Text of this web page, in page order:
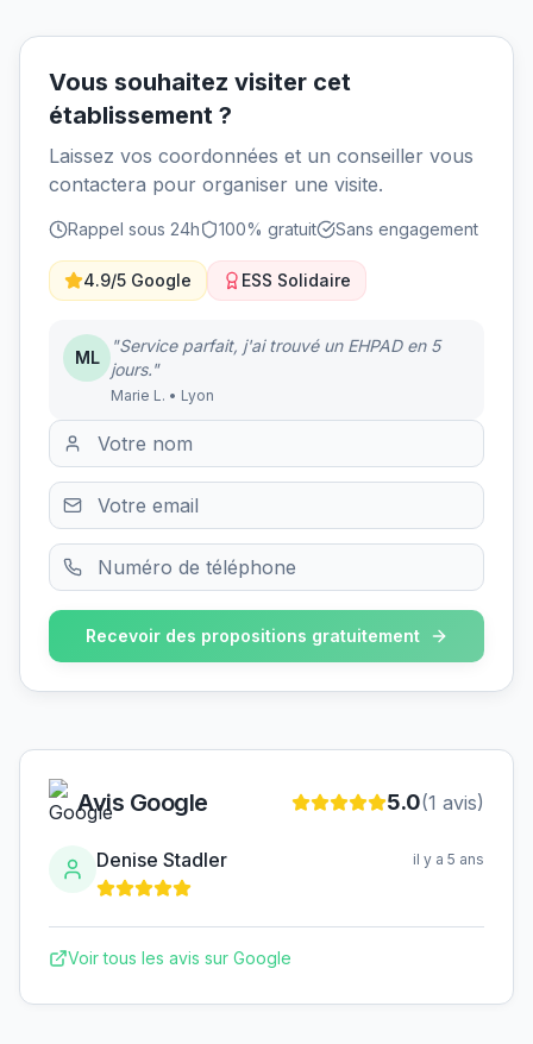
Vous souhaitez visiter cet
établissement ?
Laissez vos coordonnées et un conseiller vous
contactera pour organiser une visite.
Rappel sous 24h 100% gratuit Sans engagement
4.9/5 Google ESS Solidaire
ML
"Service parfait, j'ai trouvé un EHPAD en 5
jours."
Marie L. • Lyon
Recevoir des propositions gratuitement
Avis Google 5.0(1 avis)
Denise Stadler il y a 5 ans
Voir tous les avis sur Google